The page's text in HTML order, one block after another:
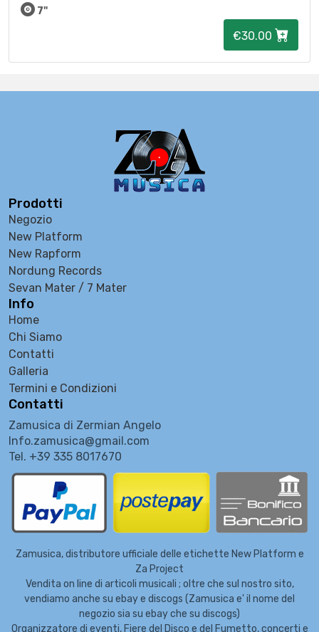
7"
€30.00
Prodotti
Negozio
New Platform
New Rapform
Nordung Records
Sevan Mater / 7 Mater
Info
Home
Chi Siamo
Contatti
Galleria
Termini e Condizioni
Contatti
Zamusica di Zermian Angelo
Info.zamusica@gmail.com
Tel. +39 335 8017670
Zamusica, distributore ufficiale delle etichette New Platform e
Za Project
Vendita on line di articoli musicali ; oltre che sul nostro sito,
vendiamo anche su ebay e discogs (Zamusica e' il nome del
negozio sia su ebay che su discogs)
Organizzatore di eventi, Fiere del Disco e del Fumetto, concerti e